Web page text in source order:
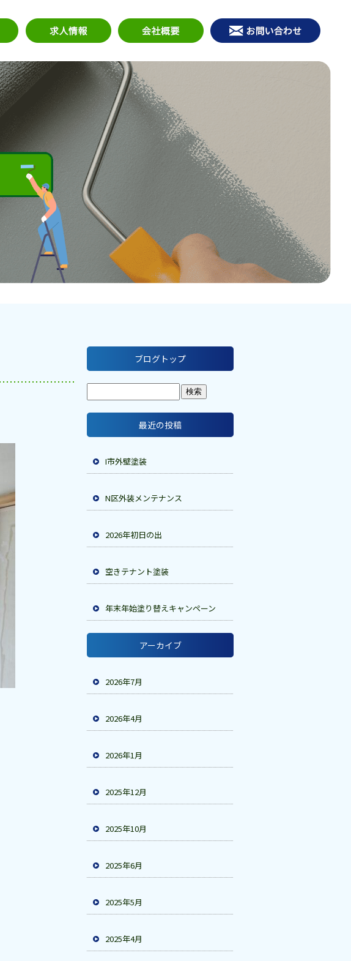
ブログトップ
最近の投稿
I市外壁塗装
N区外装メンテナンス
2026年初日の出
空きテナント塗装
年末年始塗り替えキャンペーン
アーカイブ
2026年7月
2026年4月
2026年1月
2025年12月
2025年10月
2025年6月
2025年5月
2025年4月